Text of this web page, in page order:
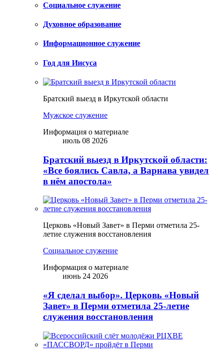
Социальное служение
Духовное образование
Информационное служение
Год для Иисуса
Братский выезд в Иркутской области
Мужское служение
Информация о материале
июль 08 2026
Братский выезд в Иркутской области:
«Все боялись Савла, а Варнава увидел
в нём апостола»
Церковь «Новый Завет» в Перми отметила 25-
летие служения восстановления
Социальное служение
Информация о материале
июнь 24 2026
«Я сделал выбор». Церковь «Новый
Завет» в Перми отметила 25-летие
служения восстановления